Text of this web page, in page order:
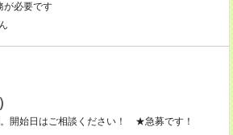
が必要です
開始日はご相談ください！ ★急募です！